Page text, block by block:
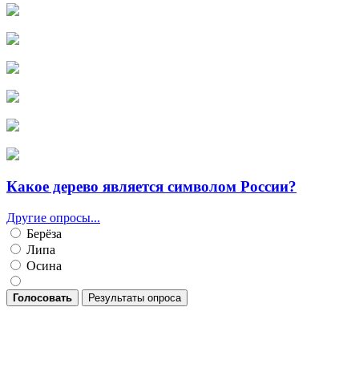
Какое дерево является символом России?
Другие опросы...
Берёза
Липа
Осина
Голосовать Результаты опроса